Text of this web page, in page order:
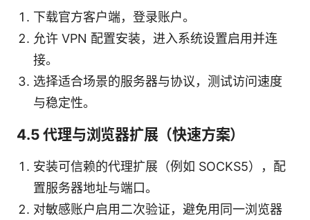
下载官方客户端，登录账户。
允许 VPN 配置安装，进入系统设置启用并连
接。
选择适合场景的服务器与协议，测试访问速度
与稳定性。
4.5 代理与浏览器扩展（快速方案）
安装可信赖的代理扩展（例如 SOCKS5），配
置服务器地址与端口。
对敏感账户启用二次验证，避免用同一浏览器